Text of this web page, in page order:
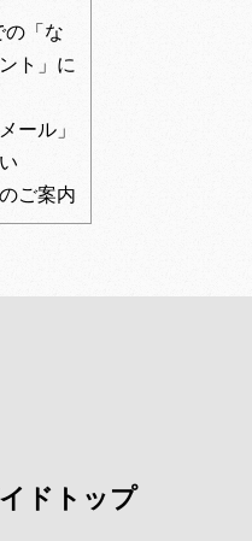
の「な
ト」に
ール」
ご案内
ドトップ